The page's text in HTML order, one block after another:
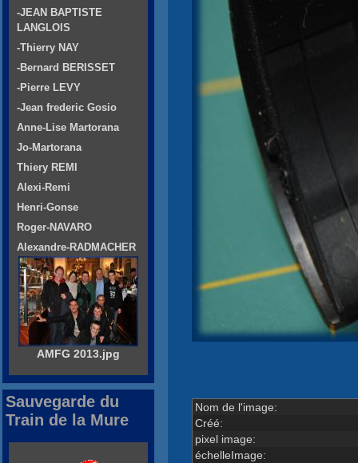
Nom de l'image:
Créé:
pixel image:
échelleImage:
-JEAN BAPTISTE
LANGLOIS
-Thierry NAY
-Bernard BERISSET
-Pierre LEVY
-Jean frederic Gosio
Anne-Lise Martorana
Jo-Martorana
Thiery REMI
Alexi-Remi
Henri-Gonse
Roger-NAVARO
Alexandre-RADMACHER
AMFG 2013.jpg
Sauvegarde du
Train de la Mure